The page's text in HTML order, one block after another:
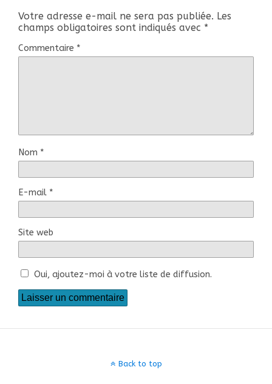
Votre adresse e-mail ne sera pas publiée. Les
champs obligatoires sont indiqués avec *
Commentaire *
Nom *
E-mail *
Site web
Oui, ajoutez-moi à votre liste de diffusion.
Back to top